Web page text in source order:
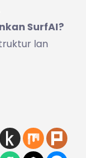
SurfAI?
lan